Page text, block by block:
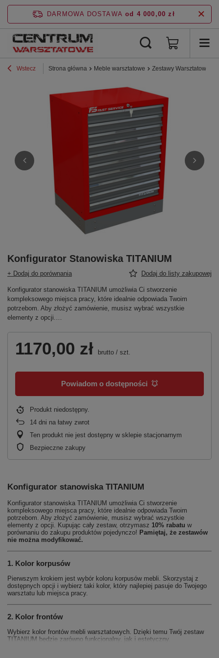
DARMOWA DOSTAWA od 4 000,00 zł
Wstecz Strona główna Meble warsztatowe Zestawy Warsztatowe
Konfigurator Stanowiska TITANIUM
+ Dodaj do porównania Dodaj do listy zakupowej
Konfigurator stanowiska TITANIUM umożliwia Ci stworzenie
kompleksowego miejsca pracy, które idealnie odpowiada Twoim
potrzebom. Aby złożyć zamówienie, musisz wybrać wszystkie
elementy z opcji.…
1170,00 zł brutto / szt.
Powiadom o dostępności
Produkt niedostępny
14 dni na łatwy zwrot
Ten produkt nie jest dostępny w sklepie stacjonarnym
Bezpieczne zakupy
Konfigurator stanowiska TITANIUM
Konfigurator stanowiska TITANIUM umożliwia Ci stworzenie
kompleksowego miejsca pracy, które idealnie odpowiada Twoim
potrzebom. Aby złożyć zamówienie, musisz wybrać wszystkie
elementy z opcji. Kupując cały zestaw, otrzymasz 10% rabatu w
porównaniu do zakupu produktów pojedynczo! Pamiętaj, że zestawów
nie można modyfikować.
1. Kolor korpusów
Pierwszym krokiem jest wybór koloru korpusów mebli. Skorzystaj z
dostępnych opcji i wybierz taki kolor, który najlepiej pasuje do Twojego
warsztatu lub miejsca pracy.
2. Kolor frontów
Wybierz kolor frontów mebli warsztatowych. Dzięki temu Twój zestaw
TITANIUM będzie zarówno funkcjonalny, jak i estetyczny.